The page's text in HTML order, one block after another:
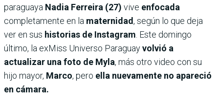
paraguaya Nadia Ferreira (27) vive enfocada
completamente en la maternidad, según lo que deja
ver en sus historias de Instagram . Este domingo
último, la exMiss Universo Paraguayvolvió a
actualizar una foto de Myla, más otro video con su
hijo mayor, Marco, pero ella nuevamente no apareció
en cámara.